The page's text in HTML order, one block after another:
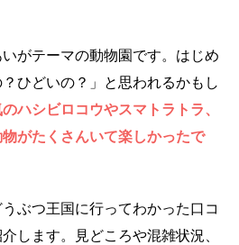
がテーマの動物園です。はじめ
ひどいの？」と思われるかもし
ハシビロコウやスマトラトラ、
がたくさんいて楽しかったで
ぶつ王国に行ってわかった口コ
します。見どころや混雑状況、